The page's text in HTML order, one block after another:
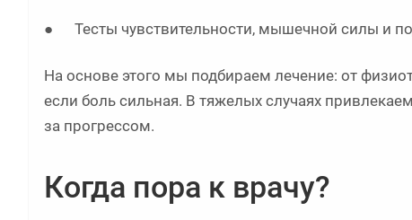
● Тесты чувствительности, мышечной силы и
На основе этого мы подбираем лечение: от
если боль сильная. В тяжелых случаях
за прогрессом.
Когда пора к врачу?